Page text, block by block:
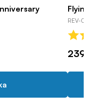
REV-